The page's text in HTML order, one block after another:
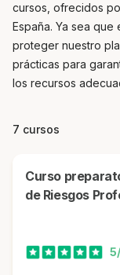
cursos, ofrecidos
España. Ya sea
proteger nuestro
prácticas para
los recursos
7 cursos
Curso preparatorio Grado Superior en Prevención
de Riesgos